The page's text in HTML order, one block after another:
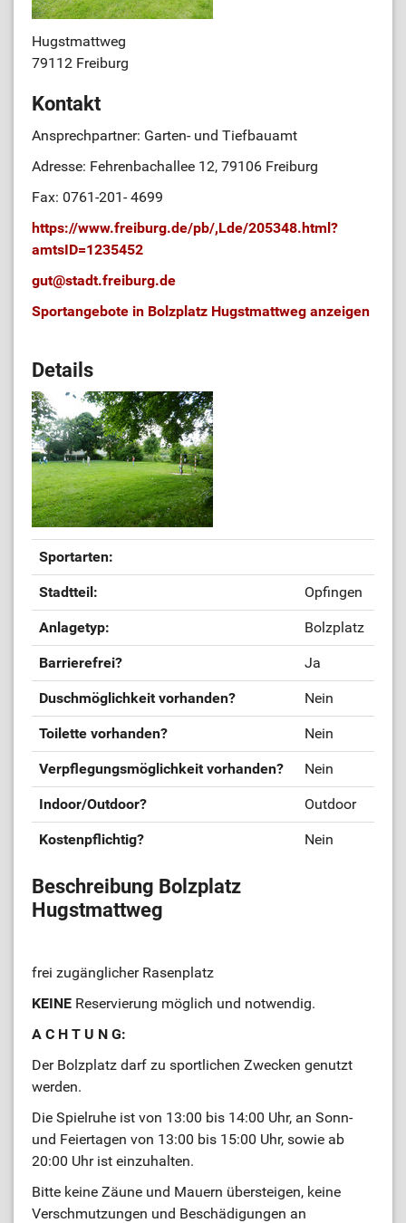
Hugstmattweg
79112 Freiburg
Kontakt
Ansprechpartner: Garten- und Tiefbauamt
Adresse: Fehrenbachallee 12, 79106 Freiburg
Fax: 0761-201- 4699
https://www.freiburg.de/pb/,Lde/205348.html?
amtsID=1235452
gut@stadt.freiburg.de
Sportangebote in Bolzplatz Hugstmattweg anzeigen
Details
Sportarten:
Stadtteil: Opfingen
Anlagetyp: Bolzplatz
Barrierefrei? Ja
Duschmöglichkeit vorhanden? Nein
Toilette vorhanden? Nein
Verpflegungsmöglichkeit vorhanden? Nein
Indoor/Outdoor? Outdoor
Kostenpflichtig? Nein
Beschreibung Bolzplatz
Hugstmattweg
frei zugänglicher Rasenplatz
KEINE Reservierung möglich und notwendig.
A C H T U N G:
Der Bolzplatz darf zu sportlichen Zwecken genutzt
werden.
Die Spielruhe ist von 13:00 bis 14:00 Uhr, an Sonn-
und Feiertagen von 13:00 bis 15:00 Uhr, sowie ab
20:00 Uhr ist einzuhalten.
Bitte keine Zäune und Mauern übersteigen, keine
Verschmutzungen und Beschädigungen an